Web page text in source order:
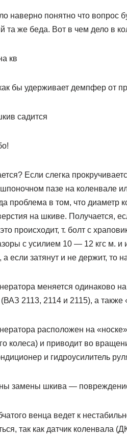
наверно понятно что вопрос
та же беда. Вот в чем дело в
кв
бы удерживает демпфер от
садится
Если слегка
пазе на коленвале
проблема в том, что
на шкиве. Получается,
происходит, т. болт с
с усилием 10 — 12 кгс м.
а если затянут и не держит, то
меняется одинаково
2113, 2114 и 2115), а
расположен на
колеса) и приводит во
и гидроусилитель
замены шкива —
венца ведет к
так как датчик